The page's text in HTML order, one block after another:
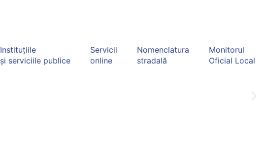
Instituțiile
și serviciile publice
Servicii
online
Nomenclatura
stradală
Monitorul
Oficial Local